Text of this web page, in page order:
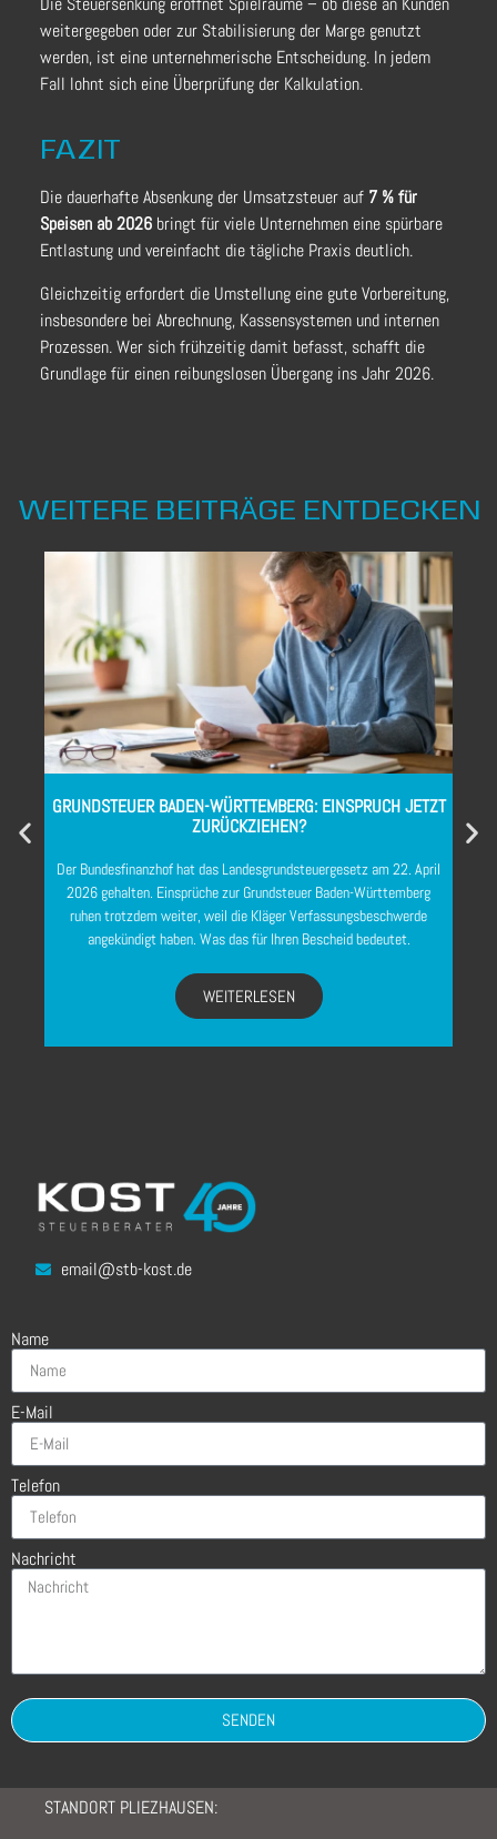
weitergegeben oder zur Stabilisierung der Marge genutzt
werden, ist eine unternehmerische Entscheidung. In jedem
Fall lohnt sich eine Überprüfung der Kalkulation.
FAZIT
Die dauerhafte Absenkung der Umsatzsteuer auf 7 % für
Speisen ab 2026 bringt für viele Unternehmen eine spürbare
Entlastung und vereinfacht die tägliche Praxis deutlich.
Gleichzeitig erfordert die Umstellung eine gute Vorbereitung,
insbesondere bei Abrechnung, Kassensystemen und internen
Prozessen. Wer sich frühzeitig damit befasst, schafft die
Grundlage für einen reibungslosen Übergang ins Jahr 2026.
WEITERE BEITRÄGE ENTDECKEN
GRUNDSTEUER BADEN-WÜRTTEMBERG: EINSPRUCH JETZT
ZURÜCKZIEHEN?
Der Bundesfinanzhof hat das Landesgrundsteuergesetz am 22. April
2026 gehalten. Einsprüche zur Grundsteuer Baden-Württemberg
ruhen trotzdem weiter, weil die Kläger Verfassungsbeschwerde
angekündigt haben. Was das für Ihren Bescheid bedeutet.
WEITERLESEN
email@stb-kost.de
Name
E-Mail
Telefon
Nachricht
SENDEN
STANDORT PLIEZHAUSEN: